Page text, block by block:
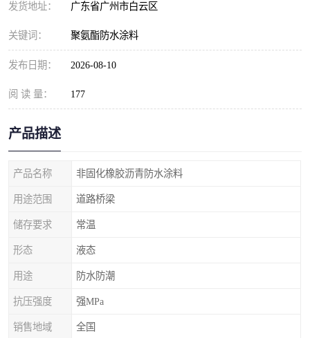
发货地址： 广东省广州市白云区
关键词： 聚氨酯防水涂料
发布日期： 2026-08-10
阅 读 量： 177
产品描述
产品名称 非固化橡胶沥青防水涂料
用途范围 道路桥梁
储存要求 常温
形态 液态
用途 防水防潮
抗压强度 强MPa
销售地域 全国